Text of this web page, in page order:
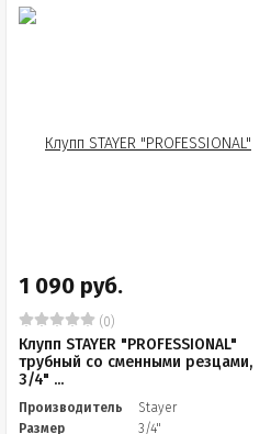
1 090 руб.
(0)
Клупп STAYER "PROFESSIONAL"
трубный со сменными резцами,
3/4" ...
Производитель
Stayer
Размер
3/4"